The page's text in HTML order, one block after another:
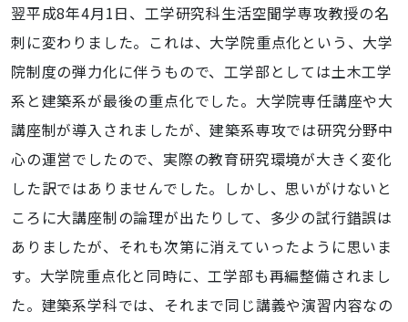
翌平成8年4月1日、工学研究科生活空聞学専攻教授の名
刺に変わりました。これは、大学院重点化という、大学
院制度の弾力化に伴うもので、工学部としては土木工学
系と建築系が最後の重点化でした。大学院専任講座や大
講座制が導入されましたが、建築系専攻では研究分野中
心の運営でしたので、実際の教育研究環境が大きく変化
した訳ではありませんでした。しかし、思いがけないと
ころに大講座制の論理が出たりして、多少の試行錯誤は
ありましたが、それも次第に消えていったように思いま
す。大学院重点化と同時に、工学部も再編整備されまし
た。建築系学科では、それまで同じ講義や演習内容なの